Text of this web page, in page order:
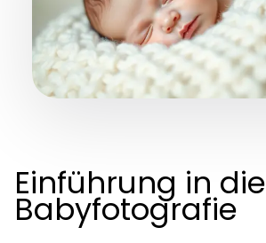
Einführung in die
Babyfotografie